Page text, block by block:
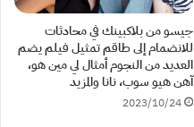
جيسو من بلاكبينك في محادثات
للانضمام إلى طاقم تمثيل فيلم يضم
العديد من النجوم أمثال لي مين هو،
آهن هيو سوب، نانا والمزيد
2023/10/24